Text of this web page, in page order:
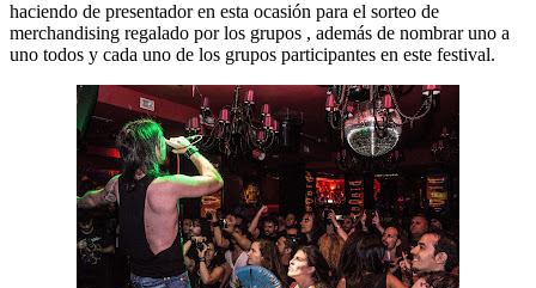
haciendo de presentador en esta ocasión para el sorteo de
merchandising regalado por los grupos , además de nombrar uno a
uno todos y cada uno de los grupos participantes en este festival.